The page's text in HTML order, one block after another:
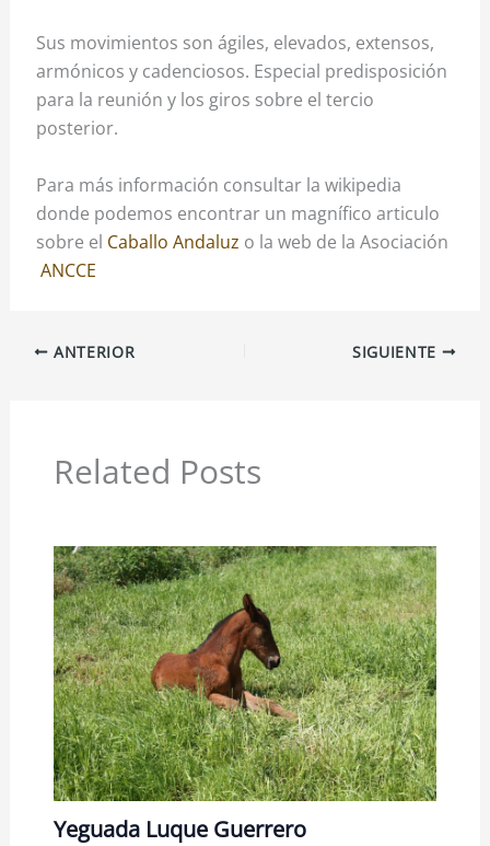
Sus movimientos son ágiles, elevados, extensos,
armónicos y cadenciosos. Especial predisposición
para la reunión y los giros sobre el tercio
posterior.
Para más información consultar la wikipedia
donde podemos encontrar un magnífico articulo
sobre el Caballo Andaluz o la web de la Asociación
ANCCE
ANTERIOR SIGUIENTE
Related Posts
Yeguada Luque Guerrero